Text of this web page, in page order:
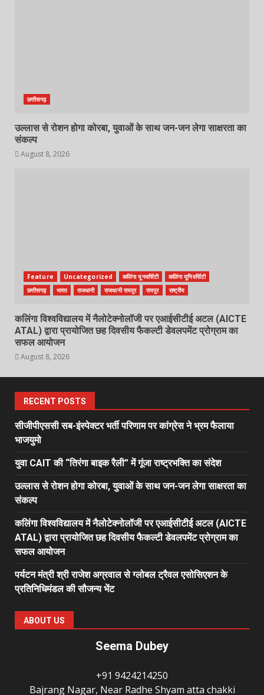
छत्तीसगढ़
उल्लास से रोशन होगा कोरबा, युवाओं के साथ जन-जन लेगा साक्षरता का
संकल्प
August 8, 2026
Feature Uncategorized कलिंगा यूनवर्सिटी
कलिंगा यूनिवर्सिटी
छत्तीसगढ़
भारत राजधानी राजधानी रायपुर रायपुर राष्ट्रीय
कलिंगा विश्वविद्यालय में नैलोटेक्नोलॉजी पर एआईसीटीई अटल (AICTE
ATAL) द्वारा प्रायोजित छह दिवसीय फैकल्टी डेवलपमेंट प्रोग्राम का
सफल आयोजन
August 8, 2026
RECENT POSTS
सीजीपीएससी सब-इंस्पेक्टर भर्ती परिणाम पर कांग्रेस ने भ्रम फैलाया
भाजयुमो
युवा CAIT की “तिरंगा बाइक रैली” में गूंजा राष्ट्रभक्ति का संदेश
उल्लास से रोशन होगा कोरबा, युवाओं के साथ जन-जन लेगा साक्षरता का
संकल्प
कलिंगा विश्वविद्यालय में नैलोटेक्नोलॉजी पर एआईसीटीई अटल (AICTE
ATAL) द्वारा प्रायोजित छह दिवसीय फैकल्टी डेवलपमेंट प्रोग्राम का
सफल आयोजन
पर्यटन मंत्री श्री राजेश अग्रवाल से ग्लोबल ट्रैवल एसोसिएशन के
प्रतिनिधिमंडल की सौजन्य भेंट
ABOUT US
Seema Dubey
+91 9424214250
Bajrang Nagar, Near Radhe Shyam atta chakki